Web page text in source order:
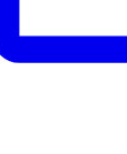
3,5 - 7,5t